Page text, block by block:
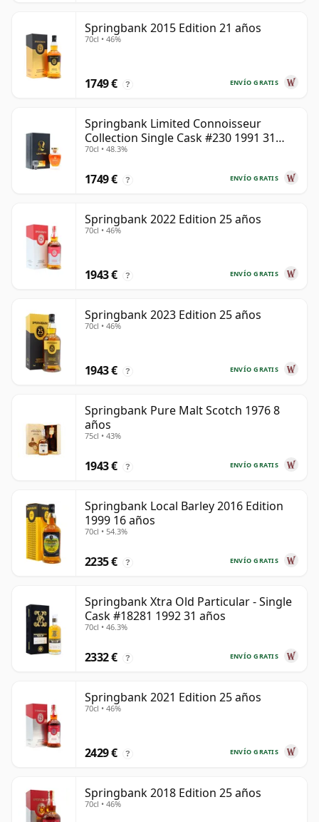
Springbank 2015 Edition 21 años
70cl • 46%
ENVÍO GRATIS
1749 € ?
Springbank Limited Connoisseur
Collection Single Cask #230 1991 31
años
70cl • 48.3%
ENVÍO GRATIS
1749 € ?
Springbank 2022 Edition 25 años
70cl • 46%
ENVÍO GRATIS
1943 € ?
Springbank 2023 Edition 25 años
70cl • 46%
ENVÍO GRATIS
1943 € ?
Springbank Pure Malt Scotch 1976 8
años
75cl • 43%
ENVÍO GRATIS
1943 € ?
Springbank Local Barley 2016 Edition
1999 16 años
70cl • 54.3%
ENVÍO GRATIS
2235 € ?
Springbank Xtra Old Particular - Single
Cask #18281 1992 31 años
70cl • 46.3%
ENVÍO GRATIS
2332 € ?
Springbank 2021 Edition 25 años
70cl • 46%
ENVÍO GRATIS
2429 € ?
Springbank 2018 Edition 25 años
70cl • 46%